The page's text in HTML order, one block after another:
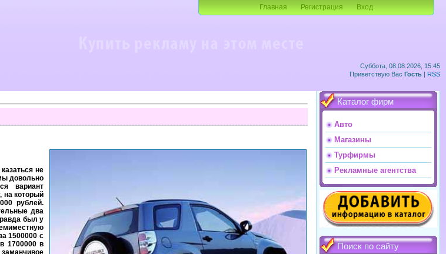
Суббота, 08.08.2026, 15:45
Приветствую Вас Гость | RSS
Главная Регистрация Вход
не
довольно
вариант
на который
рублей.
два
был у
1500000 с
1700000 в
Каталог фирм
Авто
Магазины
Турфирмы
Рекламные агентства
Поиск по сайту